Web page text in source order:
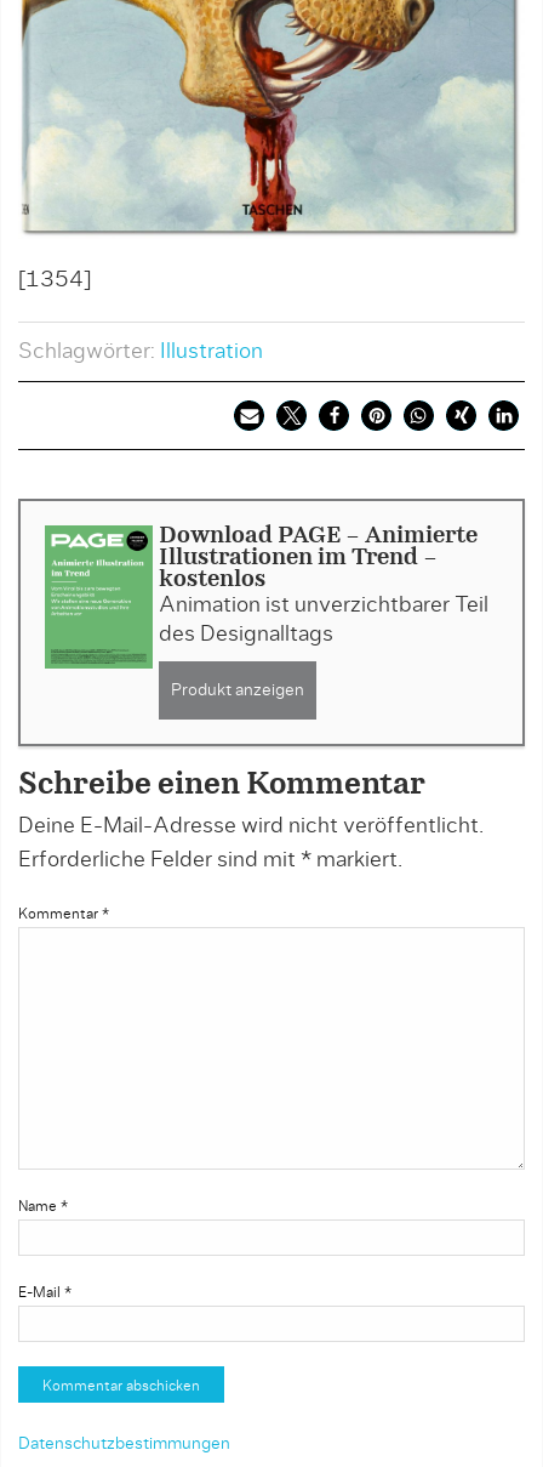
[1354]
Schlagwörter: Illustration
Download PAGE - Animierte
Illustrationen im Trend -
kostenlos
Animation ist unverzichtbarer Teil
des Designalltags
Produkt anzeigen
Schreibe einen Kommentar
Deine E-Mail-Adresse wird nicht veröffentlicht.
Erforderliche Felder sind mit * markiert.
Kommentar *
Name *
E-Mail *
Datenschutzbestimmungen